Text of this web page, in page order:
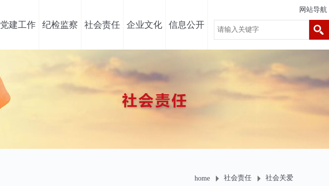
党建工作 纪检监察 社会责任 企业文化 信息公开
网站导航
home 社会责任 社会关爱